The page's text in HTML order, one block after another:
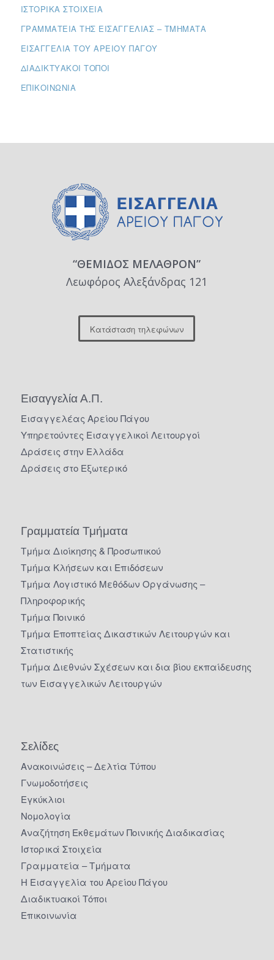
ΙΣΤΟΡΙΚΆ ΣΤΟΙΧΕΊΑ
ΓΡΑΜΜΑΤΕΊΑ ΤΗΣ ΕΙΣΑΓΓΕΛΊΑΣ – ΤΜΉΜΑΤΑ
ΕΙΣΑΓΓΕΛΊΑ ΤΟΥ ΑΡΕΊΟΥ ΠΆΓΟΥ
ΔΙΑΔΙΚΤΥΑΚΟΊ ΤΌΠΟΙ
ΕΠΙΚΟΙΝΩΝΊΑ
“ΘΕΜΙΔΟΣ ΜΕΛΑΘΡΟΝ”
Λεωφόρος Αλεξάνδρας 121
Κατάσταση τηλεφώνων
Εισαγγελία Α.Π.
Εισαγγελέας Αρείου Πάγου
Υπηρετούντες Εισαγγελικοί Λειτουργοί
Δράσεις στην Ελλάδα
Δράσεις στο Εξωτερικό
Γραμματεία Τμήματα
Τμήμα Διοίκησης & Προσωπικού
Τμήμα Κλήσεων και Επιδόσεων
Τμήμα Λογιστικό Μεθόδων Οργάνωσης –
Πληροφορικής
Τμήμα Ποινικό
Τμήμα Εποπτείας Δικαστικών Λειτουργών και
Στατιστικής
Τμήμα Διεθνών Σχέσεων και δια βίου εκπαίδευσης
των Εισαγγελικών Λειτουργών
Σελίδες
Ανακοινώσεις – Δελτία Τύπου
Γνωμοδοτήσεις
Εγκύκλιοι
Νομολογία
Αναζήτηση Εκθεμάτων Ποινικής Διαδικασίας
Ιστορικά Στοιχεία
Γραμματεία – Τμήματα
Η Εισαγγελία του Αρείου Πάγου
Διαδικτυακοί Τόποι
Επικοινωνία